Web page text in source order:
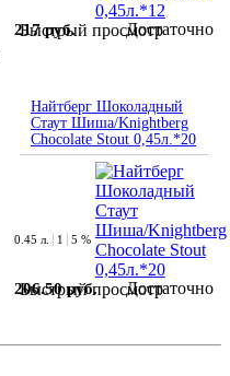
Быстрый просмотр
217 руб. Достаточно
Найтберг Шоколадный
Стаут Шиша/Knightberg
Chocolate Stout 0,45л.*20
Быстрый просмотр
0.45 л. 1 5 %
206.50 руб. Достаточно